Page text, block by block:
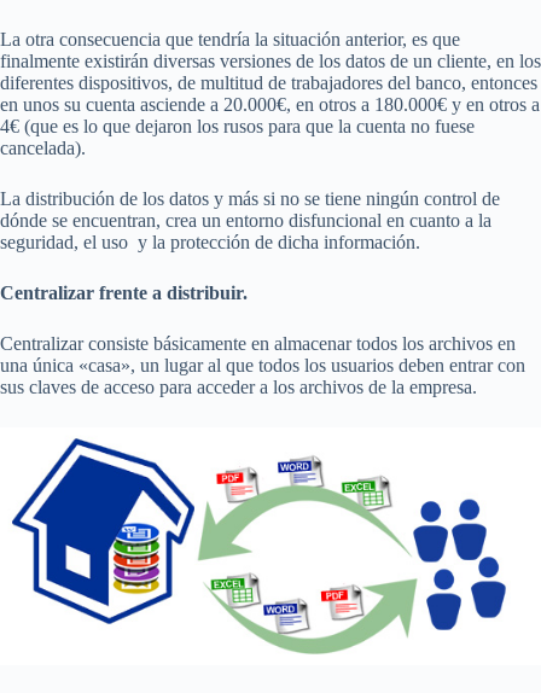
La otra consecuencia que tendría la situación anterior, es que
finalmente existirán diversas versiones de los datos de un cliente, en los
diferentes dispositivos, de multitud de trabajadores del banco, entonces
en unos su cuenta asciende a 20.000€, en otros a 180.000€ y en otros a
4€ (que es lo que dejaron los rusos para que la cuenta no fuese
cancelada).
La distribución de los datos y más si no se tiene ningún control de
dónde se encuentran, crea un entorno disfuncional en cuanto a la
seguridad, el uso y la protección de dicha información.
Centralizar frente a distribuir.
Centralizar consiste básicamente en almacenar todos los archivos en
una única «casa», un lugar al que todos los usuarios deben entrar con
sus claves de acceso para acceder a los archivos de la empresa.